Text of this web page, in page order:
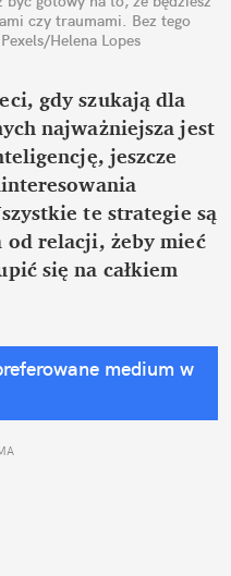
czy traumami. Bez tego
Helena Lopes
gdy szukają dla
najważniejsza jest
jeszcze
te strategie są
od relacji, żeby mieć
się na całkiem
medium w